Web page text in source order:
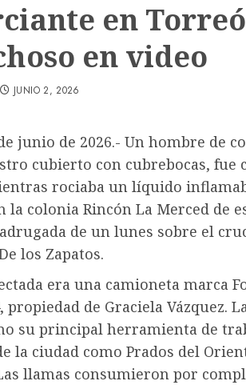
en
en video
JUNIO 2, 2026
junio de 2026.- Un hombre de
cubierto con cubrebocas, fue
rociaba un líquido
la colonia Rincón La Merced de
de un lunes sobre el
los Zapatos.
era una camioneta marca
propiedad de Graciela Vázquez.
su principal herramienta de
la ciudad como Prados del
llamas consumieron por